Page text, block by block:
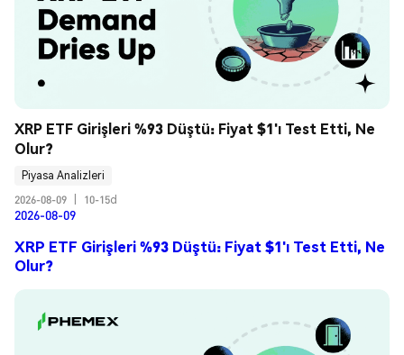
XRP ETF Girişleri %93 Düştü: Fiyat $1'ı Test Etti, Ne
Olur?
Piyasa Analizleri
2026-08-09
10-15d
2026-08-09
XRP ETF Girişleri %93 Düştü: Fiyat $1'ı Test Etti, Ne
Olur?